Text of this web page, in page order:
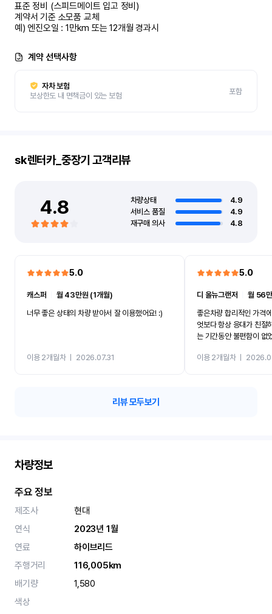
표준 정비 (스피드메이트 입고 정비)
계약서 기준 소모품 교체
예) 엔진오일 : 1만km 또는 12개월 경과시
계약 선택사항
자차 보험
보상한도 내 면책금이 있는 보험
포함
sk렌터카_중장기 고객리뷰
4.8 차량상태
4.9
서비스 품질
4.9
재구매 의사
4.8
5.0
캐스퍼
월 43만원 (1개월)
너무 좋은 상태의 차량 받아서 잘 이용했어요! :)
이용 2개월차ㅣ 2026.07.31
5.0
디 올뉴그랜저 ㅣ월 56
좋은차량 합리적인 가격
엇보다 항상 응대가 친절
는 기간동안 불편함이 없
카 렌트 고민없이 강추합
이용 2개월차ㅣ
리뷰 모두보기
차량정보
주요 정보
제조사
현대
연식
2023년 1월
연료
하이브리드
주행거리
116,005km
배기량
1,580
색상